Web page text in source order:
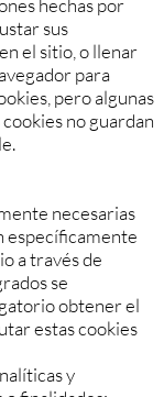
sus
el sitio, o llenar
para
pero algunas
no guardan
necesarias
específicamente
a través de
se
obtener el
estas cookies
y